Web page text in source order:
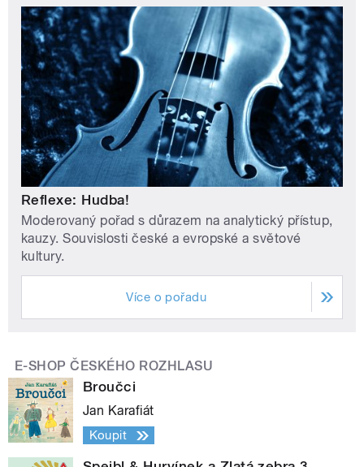
Reflexe: Hudba!
Moderovaný pořad s důrazem na analytický přístup,
kauzy. Souvislosti české a evropské a světové
kultury.
Více o pořadu
E-SHOP ČESKÉHO ROZHLASU
Broučci
Jan Karafiát
Koupit